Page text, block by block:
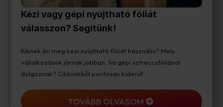
Kézi vagy gépi nyújtható fóliát
válasszon? Segítünk!
Kiknek éri meg kézi nyújtható fóliát használni? Mely
vállalkozások járnak jobban, ha gépi sztreccsfóliával
dolgoznak? Cikkünkből pontosan kiderül!
TOVÁBB OLVASOM